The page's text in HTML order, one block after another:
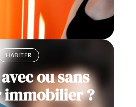
HABITER
avec ou sans
?